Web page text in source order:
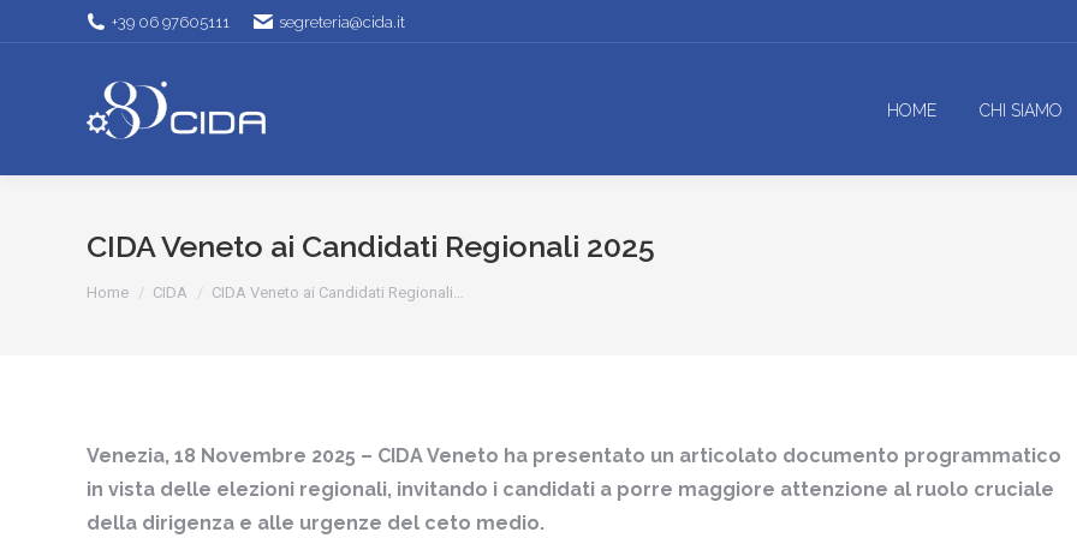
+39 06 97605111 segreteria@cida.it
HOME CHI SIAMO
CIDA Veneto ai Candidati Regionali 2025
Tu sei qui:
Home CIDA CIDA Veneto ai Candidati Regionali…
Venezia, 18 Novembre 2025 – CIDA Veneto ha presentato un articolato documento programmatico
in vista delle elezioni regionali, invitando i candidati a porre maggiore attenzione al ruolo cruciale
della dirigenza e alle urgenze del ceto medio.